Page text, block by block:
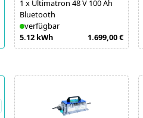
1 x Ultimatron 48 V 100 Ah
Bluetooth
verfügbar
5.12 kWh
1.699,00 €